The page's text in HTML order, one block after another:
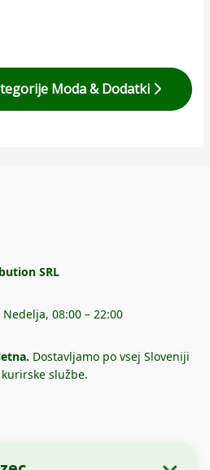
Moda & Dodatki
SRL
08:00 – 22:00
Dostavljamo po vsej Sloveniji
službe.